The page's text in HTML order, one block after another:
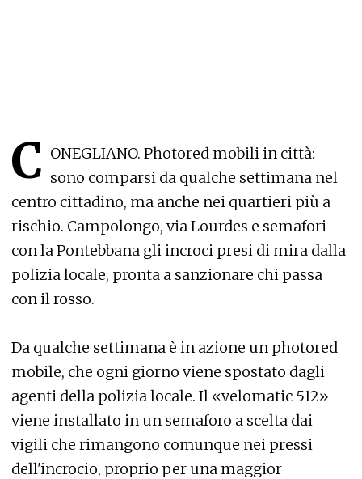
C ONEGLIANO. Photored mobili in città:
sono comparsi da qualche settimana nel
centro cittadino, ma anche nei quartieri più a
rischio. Campolongo, via Lourdes e semafori
con la Pontebbana gli incroci presi di mira dalla
polizia locale, pronta a sanzionare chi passa
con il rosso.
Da qualche settimana è in azione un photored
mobile, che ogni giorno viene spostato dagli
agenti della polizia locale. Il «velomatic 512»
viene installato in un semaforo a scelta dai
vigili che rimangono comunque nei pressi
dell'incrocio, proprio per una maggior